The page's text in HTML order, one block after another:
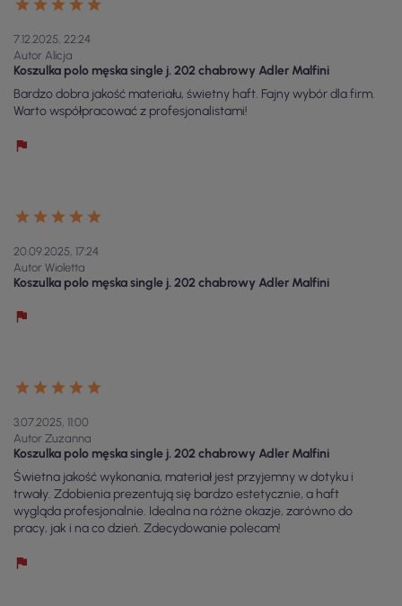
7.12.2025, 22:24
Autor Alicja
Koszulka polo męska single j. 202 chabrowy Adler Malfini
Bardzo dobra jakość materiału, świetny haft. Fajny wybór dla firm.
Warto współpracować z profesjonalistami!
20.09.2025, 17:24
Autor Wioletta
Koszulka polo męska single j. 202 chabrowy Adler Malfini
3.07.2025, 11:00
Autor Zuzanna
Koszulka polo męska single j. 202 chabrowy Adler Malfini
Świetna jakość wykonania, materiał jest przyjemny w dotyku i
trwały. Zdobienia prezentują się bardzo estetycznie, a haft
wygląda profesjonalnie. Idealna na różne okazje, zarówno do
pracy, jak i na co dzień. Zdecydowanie polecam!